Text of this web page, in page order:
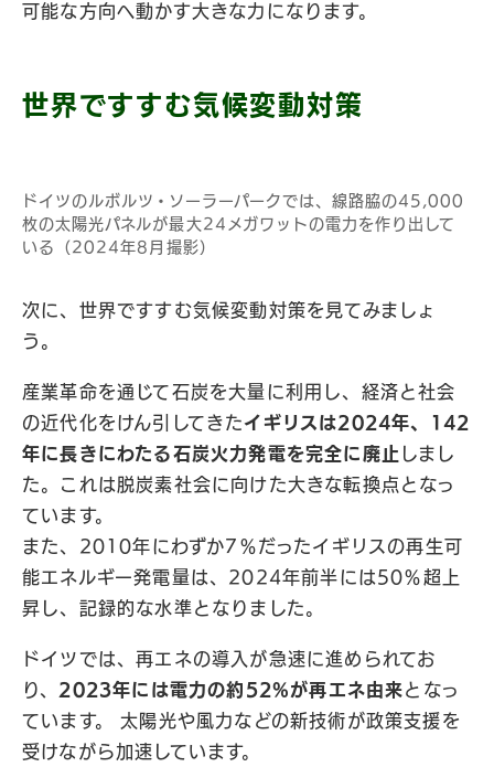
可能な方向へ動かす大きな力になります。
世界ですすむ気候変動対策
ドイツのルボルツ・ソーラーパークでは、線路脇の45,000
枚の太陽光パネルが最大24メガワットの電力を作り出して
いる（2024年8月撮影）
次に、世界ですすむ気候変動対策を見てみましょ
う。
産業革命を通じて石炭を大量に利用し、経済と社会
の近代化をけん引してきたイギリスは2024年、142
年に長きにわたる石炭火力発電を完全に廃止 しまし
た。これは脱炭素社会に向けた大きな転換点となっ
ています。
また、2010年にわずか7％だったイギリスの再生可
能エネルギー発電量は、2024年前半には50％超上
昇し、記録的な水準となりました。
ドイツでは、再エネの導入が急速に進められてお
り、 2023年には電力の約52%が再エネ由来となっ
ています。 太陽光や風力などの新技術が政策支援を
受けながら加速しています。